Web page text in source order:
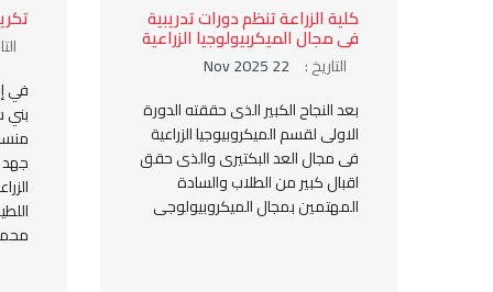
كلية الزراعة تنظم دورات تدريبية
فى مجال الميكربيولوجيا الزراعية
التاريخ : 22 Nov 2025
بعد النجاح الكبير الذى حققته الدورة
الاولى لقسم الميكروبيوجيا الزراعية
فى مجال العد البكتيرى والذى حقق
اقبال كبير من الطلاب والسادة
المهتمين بمجال الميكروبيولوجى
في